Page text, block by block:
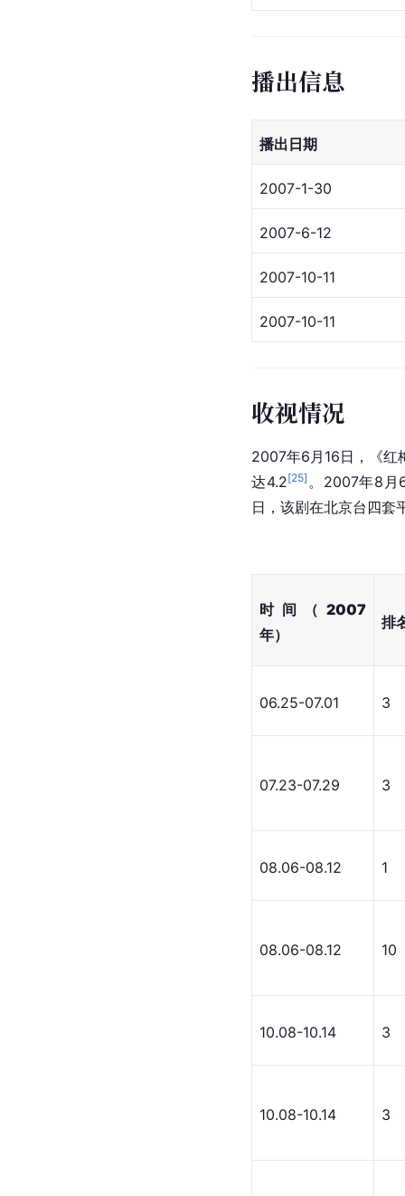
播出信息
播出日期
2007-1-30
2007-6-12
2007-10-11
2007-10-11
收视情况
2007年6月16日，《红
达4.2[25] 。2007年8月
日，该剧在北京台四套
时间（2007
年）
排
06.25-07.01 3
07.23-07.29 3
08.06-08.12 1
08.06-08.12 10
10.08-10.14 3
10.08-10.14 3